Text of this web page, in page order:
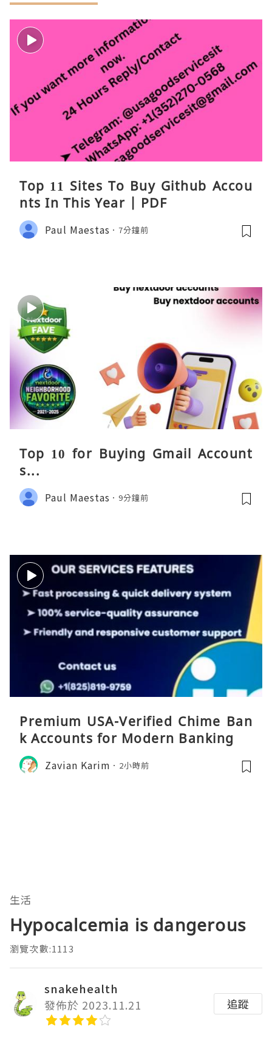
Top 11 Sites To Buy Github Accou
nts In This Year | PDF
Paul Maestas 7分鐘前
Top 10 for Buying Gmail Account
s...
Paul Maestas 9分鐘前
Premium USA-Verified Chime Ban
k Accounts for Modern Banking
Zavian Karim 2小時前
生活
Hypocalcemia is dangerous
瀏覽次數:1113
snakehealth
發佈於 2023.11.21
追蹤